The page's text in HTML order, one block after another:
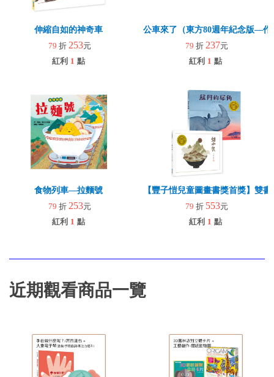
伸縮自如的神奇車
79 折 253元
紅利 1 點
公車來了（東方80週年紀念版—作
79 折 237元
紅利 1 點
食物列車—拉麵號
79 折 253元
紅利 1 點
【豐子愷兒童圖畫書獎首獎】雙
79 折 553元
紅利 1 點
近期觀看商品一覽